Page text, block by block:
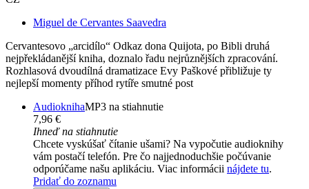
Miguel de Cervantes Saavedra
Cervantesovo „arcidílo“ Odkaz dona Quijota, po Bibli druhá
nejpřekládanější kniha, doznalo řadu nejrůznějších zpracování.
Rozhlasová dvoudílná dramatizace Evy Paškové přibližuje ty
nejlepší momenty příhod rytíře smutné post
AudioknihaMP3 na stiahnutie
7,96 €
Ihneď na stiahnutie
Chcete vyskúšať čítanie ušami? Na vypočutie audioknihy
vám postačí telefón. Pre čo najjednoduchšie počúvanie
odporúčame našu aplikáciu. Viac informácii nájdete tu.
Pridať do zoznamu